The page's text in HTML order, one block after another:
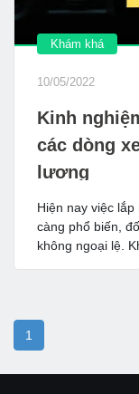
Khám khá
10/05/2022
Kinh
các dòng
lượng
Hiện nay việc
càng phổ biến,
không ngoại lệ.
1